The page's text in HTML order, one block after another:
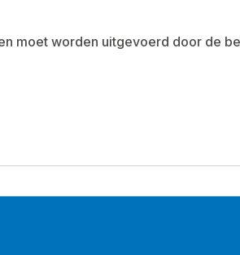
moet worden uitgevoerd door de